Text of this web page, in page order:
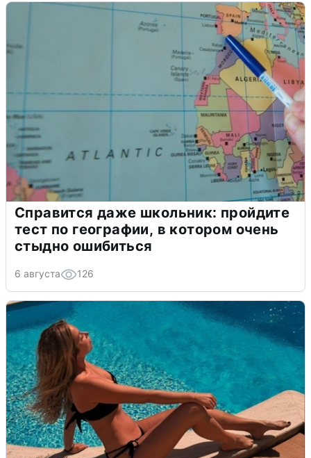
Справится даже школьник: пройдите
тест по географии, в котором очень
стыдно ошибиться
6 августа 126